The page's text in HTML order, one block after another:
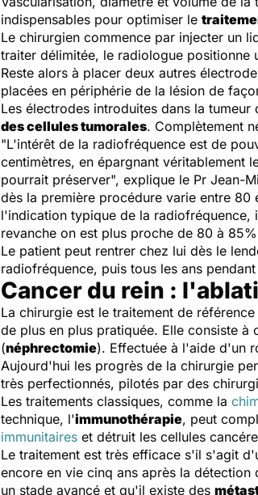
indispensables pour optimiser le
Le chirurgien commence par injecter un
traiter délimitée, le radiologue positionne
Reste alors à placer deux autres
placées en périphérie de la lésion de
Les électrodes introduites dans la
des cellules tumorales. Complètement
"L'intérêt de la radiofréquence est de
centimètres, en épargnant véritablement
pourrait préserver", explique le Pr Jean-
dès la première procédure varie entre 80
l'indication typique de la radiofréquence,
revanche on est plus proche de 80 à 85%
Le patient peut rentrer chez lui dès le
radiofréquence, puis tous les ans
Cancer du rein :
La chirurgie est le traitement de référence
de plus en plus pratiquée. Elle consiste
(néphrectomie). Effectuée à l'aide d'un
Aujourd'hui les progrès de la chirurgie
très perfectionnés, pilotés par des
Les traitements classiques, comme la
technique, l'immunothérapie, peut
immunitaires et détruit les cellules
Le traitement est très efficace s'il s'agit
encore en vie cinq ans après la
un stade avancé et qu'il existe des